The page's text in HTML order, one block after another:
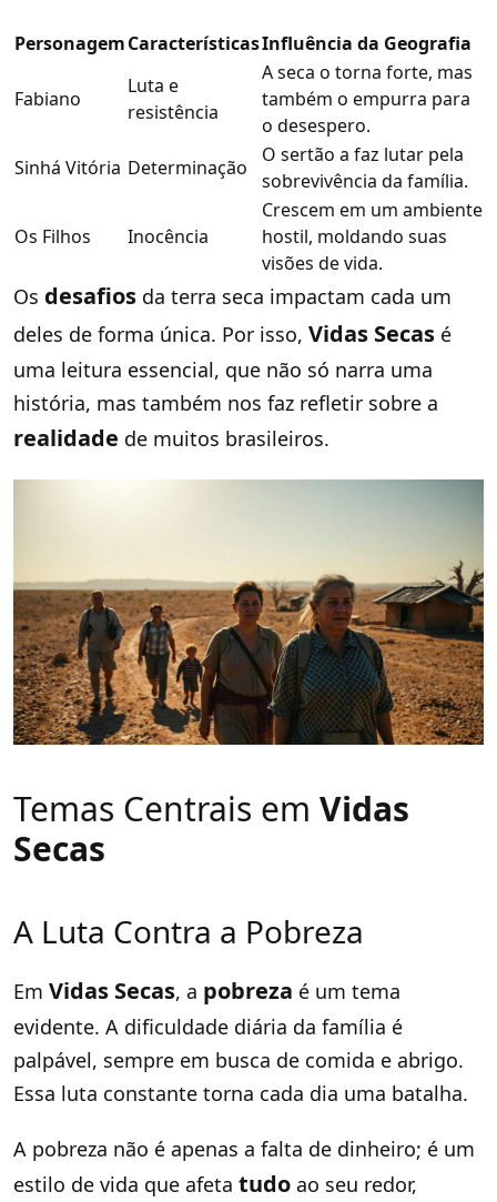
PersonagemCaracterísticasInfluência da Geografia
Fabiano
Luta e
resistência
A seca o torna forte, mas
também o empurra para
o desespero.
Sinhá Vitória Determinação
O sertão a faz lutar pela
sobrevivência da família.
Os Filhos Inocência
Crescem em um ambiente
hostil, moldando suas
visões de vida.
Os desafios da terra seca impactam cada um
deles de forma única. Por isso, Vidas Secas é
uma leitura essencial, que não só narra uma
história, mas também nos faz refletir sobre a
realidade de muitos brasileiros.
Temas Centrais em Vidas
Secas
A Luta Contra a Pobreza
Em Vidas Secas, a pobreza é um tema
evidente. A dificuldade diária da família é
palpável, sempre em busca de comida e abrigo.
Essa luta constante torna cada dia uma batalha.
A pobreza não é apenas a falta de dinheiro; é um
estilo de vida que afeta tudo ao seu redor,